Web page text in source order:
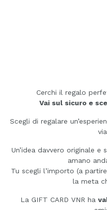
Cerchi il regalo
Vai sul sicuro e
Scegli di regalare
Un’idea davvero originale
amano
Tu scegli l’importo (a
la meta
La GIFT CARD VNR ha